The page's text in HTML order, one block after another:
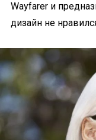
Wayfarer и
дизайн не